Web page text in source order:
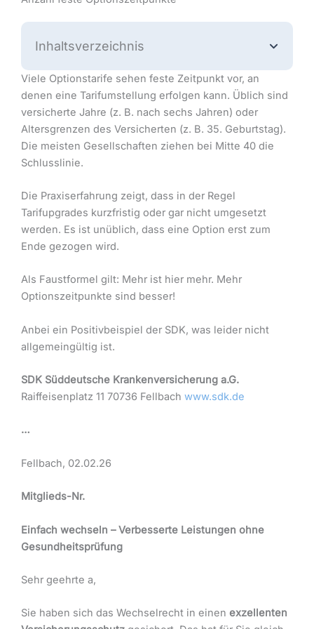
Inhaltsverzeichnis
Viele Optionstarife sehen feste Zeitpunkt vor, an
denen eine Tarifumstellung erfolgen kann. Üblich sind
versicherte Jahre (z. B. nach sechs Jahren) oder
Altersgrenzen des Versicherten (z. B. 35. Geburtstag).
Die meisten Gesellschaften ziehen bei Mitte 40 die
Schlusslinie.
Die Praxiserfahrung zeigt, dass in der Regel
Tarifupgrades kurzfristig oder gar nicht umgesetzt
werden. Es ist unüblich, dass eine Option erst zum
Ende gezogen wird.
Als Faustformel gilt: Mehr ist hier mehr. Mehr
Optionszeitpunkte sind besser!
Anbei ein Positivbeispiel der SDK, was leider nicht
allgemeingültig ist.
SDK Süddeutsche Krankenversicherung a.G.
Raiffeisenplatz 11 70736 Fellbach www.sdk.de
…
Fellbach, 02.02.26
Mitglieds-Nr.
Einfach wechseln – Verbesserte Leistungen ohne
Gesundheitsprüfung
Sehr geehrte a,
Sie haben sich das Wechselrecht in einen exzellenten